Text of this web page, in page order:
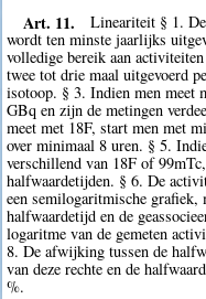
Art. 11.
Lineariteit § 1.
wordt ten minste jaarlijks
volledige bereik aan
twee tot drie maal uitgevoerd
isotoop. § 3. Indien men meet
GBq en zijn de metingen
meet met 18F, start men met
over minimaal 8 uren. § 5.
verschillend van 18F of
halfwaardetijden. § 6. De
een semilogaritmische grafiek,
halfwaardetijd en de
logaritme van de gemeten
8. De afwijking tussen de
van deze rechte en de
%.